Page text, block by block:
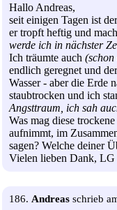
Hallo Andreas,
seit einigen Tagen ist
er tropft heftig und
werde ich in nächster
Ich träumte auch
endlich geregnet und
Wasser - aber die Erde
staubtrocken und ich
Angsttraum, ich sah
Was mag diese
aufnimmt, im
sagen? Welche deiner
Vielen lieben Dank, LG
186. Andreas schrieb